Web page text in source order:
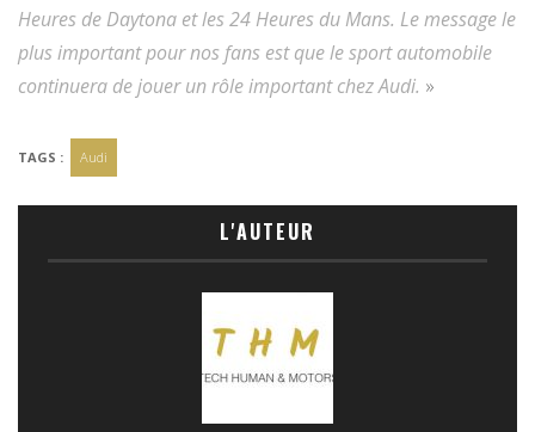
Heures de Daytona et les 24 Heures du Mans. Le message le
plus important pour nos fans est que le sport automobile
continuera de jouer un rôle important chez Audi. »
TAGS : Audi
L'AUTEUR